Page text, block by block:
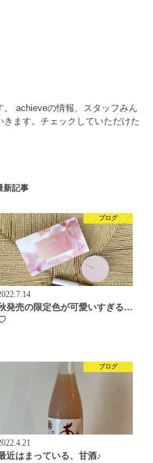
。 achieveの情報、スタッフみん
きます。チェックしていただけた
新記事
ブログ
発売の限定色が可愛いすぎる…
ブログ
近はまっている、甘酒♪